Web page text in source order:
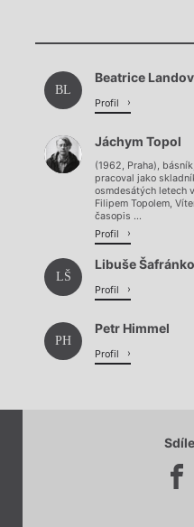
BL
Beatrice
Profil
Jáchym Topol
(1962, Praha),
pracoval jako
osmdesátých letech
Filipem Topolem,
časopis ...
Profil
LŠ
Libuše
Profil
PH
Petr Himmel
Profil